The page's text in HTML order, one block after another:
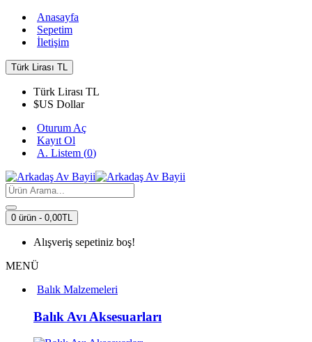
Anasayfa
Sepetim
İletişim
Türk Lirası TL
Türk Lirası TL
$US Dollar
Oturum Aç
Kayıt Ol
A. Listem (0)
0 ürün - 0,00TL
Alışveriş sepetiniz boş!
MENÜ
Balık Malzemeleri
Balık Avı Aksesuarları